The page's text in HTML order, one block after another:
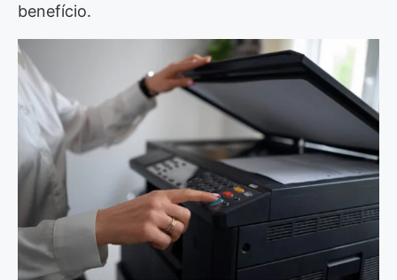
benefício.